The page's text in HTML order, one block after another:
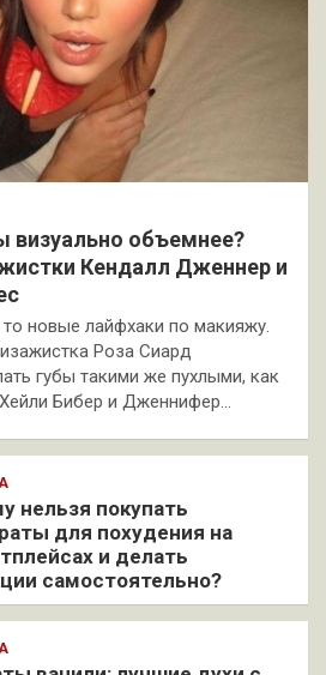
визуально объемнее?
Кендалл Дженнер и
то новые лайфхаки по макияжу.
Роза Сиард
губы такими же пухлыми, как
Бибер и Дженнифер…
нельзя покупать
для похудения на
и делать
самостоятельно?